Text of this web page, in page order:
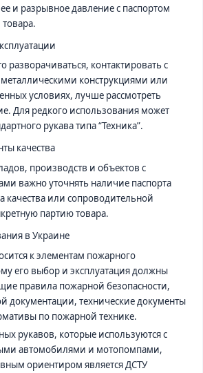
и разрывное давление с паспортом
разворачиваться, контактировать с
конструкциями или
условиях, лучше рассмотреть
Для редкого использования может
рукава типа “Техника”.
качества
производств и объектов с
важно уточнять наличие паспорта
качества или сопроводительной
партию товара.
в Украине
к элементам пожарного
его выбор и эксплуатация должны
правила пожарной безопасности,
документации, технические документы
по пожарной технике.
рукавов, которые используются с
автомобилями и мотопомпами,
ориентиром является ДСТУ